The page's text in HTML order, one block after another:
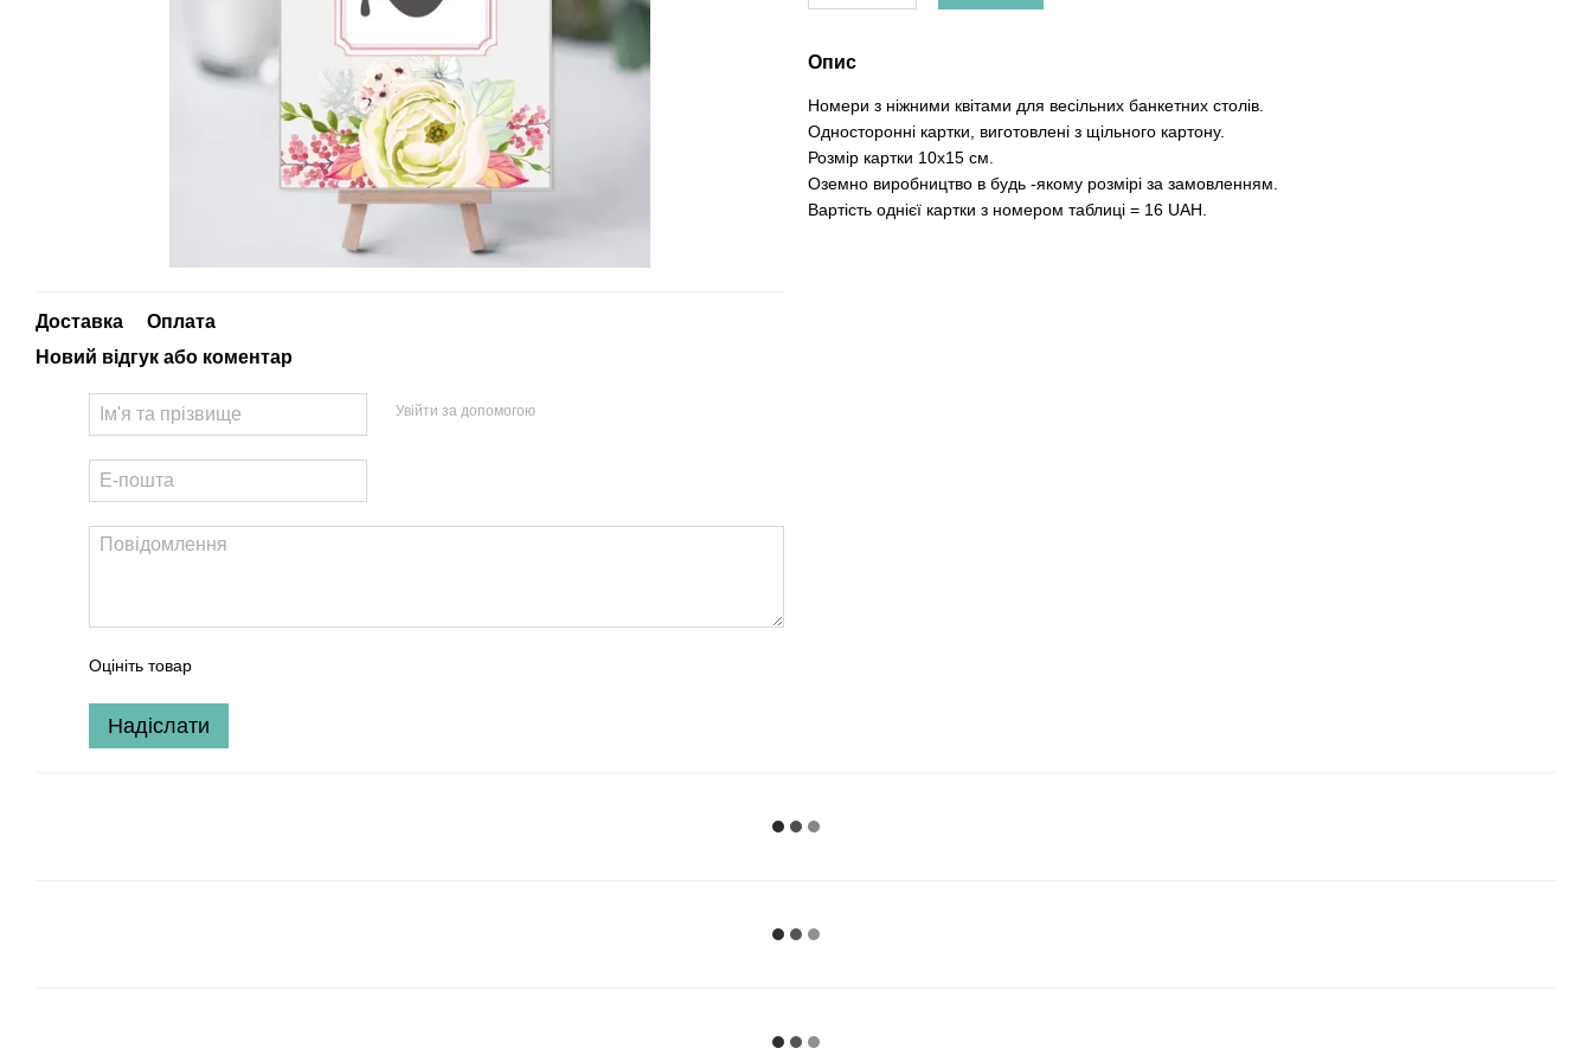
Доставка
Оплата
Новий відгук або коментар
Увійти за допомогою
Оцініть товар
Надіслати
Опис
Номери з ніжними квітами для весільних банкетних столів.
Односторонні картки, виготовлені з щільного картону.
Розмір картки 10х15 см.
Оземно виробництво в будь -якому розмірі за замовленням.
Вартість однієї картки з номером таблиці = 16 UAH.